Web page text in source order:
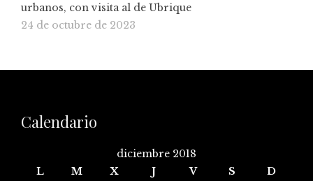
urbanos, con visita al de Ubrique
24 de octubre de 2023
Calendario
diciembre 2018
L
M X J V S
D